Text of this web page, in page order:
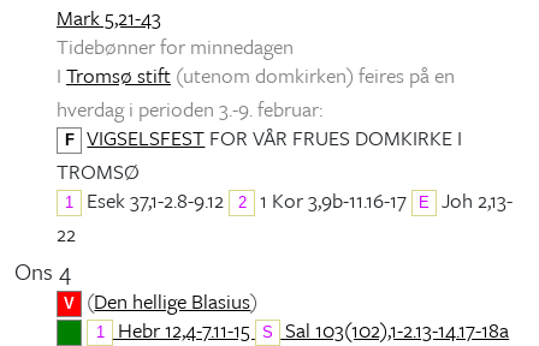
Mark 5,21-43
Tidebønner for minnedagen
I Tromsø stift (utenom domkirken) feires på en
hverdag i perioden 3.-9. februar:
F VIGSELSFEST FOR VÅR FRUES DOMKIRKE I
TROMSØ
1 Esek 37,1-2.8-9.12 2 1 Kor 3,9b-11.16-17 E
Joh 2,13-
22
Ons 4
V (Den hellige Blasius)
1 Hebr 12,4-7.11-15 S Sal 103(102),1-2.13-14.17-18a